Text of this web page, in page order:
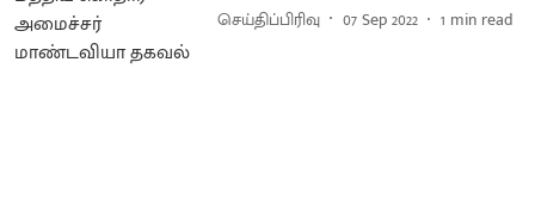
செய்திப்பிரிவு 07 Sep 2022 1 min read